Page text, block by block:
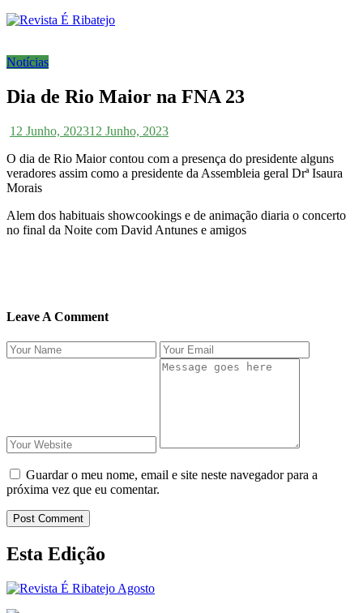
Notícias
Dia de Rio Maior na FNA 23
12 Junho, 202312 Junho, 2023
O dia de Rio Maior contou com a presença do presidente alguns
veradores assim como a presidente da Assembleia geral Drª Isaura
Morais
Alem dos habituais showcookings e de animação diaria o concerto
no final da Noite com David Antunes e amigos
Leave A Comment
Guardar o meu nome, email e site neste navegador para a
próxima vez que eu comentar.
Post Comment
Esta Edição